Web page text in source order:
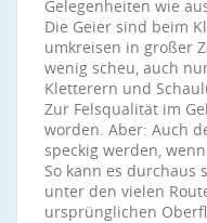
Gelegenheiten wie
Die Geier sind beim
umkreisen in großer
wenig scheu, auch
Kletterern und
Zur Felsqualität im
worden. Aber: Auch
speckig werden,
So kann es durchaus
unter den vielen
ursprünglichen